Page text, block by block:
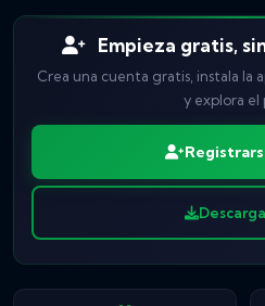
Empieza gratis,
Crea una cuenta gratis, instala la
y explora el